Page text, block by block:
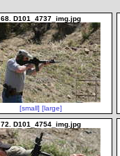
68. D101_4737_img.jpg
[small] [large]
72. D101_4754_img.jpg